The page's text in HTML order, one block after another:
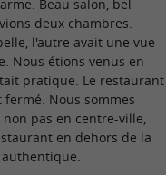
Beau salon, bel
deux chambres.
l'autre avait une vue
Nous étions venus en
pratique. Le restaurant
Nous sommes
pas en centre-ville,
en dehors de la